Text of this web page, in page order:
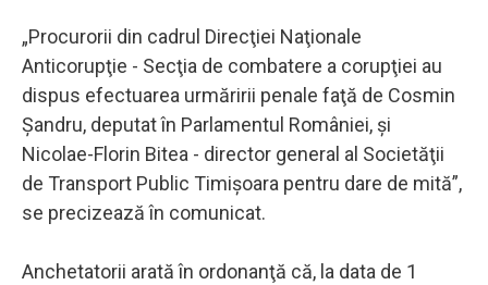
„Procurorii din cadrul Direcţiei Naţionale
Anticorupţie - Secţia de combatere a corupţiei au
dispus efectuarea urmăririi penale faţă de Cosmin
Şandru, deputat în Parlamentul României, şi
Nicolae-Florin Bitea - director general al Societăţii
de Transport Public Timişoara pentru dare de mită”,
se precizează în comunicat.
Anchetatorii arată în ordonanţă că, la data de 1